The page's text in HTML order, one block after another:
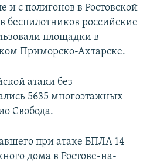
и с полигонов в Ростовской
беспилотников российские
площадки в
Приморско-Ахтарске.
атаки без
5635 многоэтажных
Свобода.
при атаке БПЛА 14
дома в Ростове-на-